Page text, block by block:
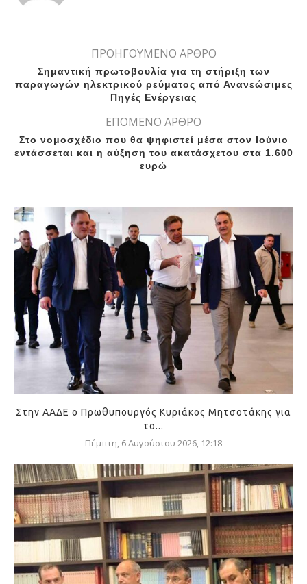
ΠΡΟΗΓΟΥΜΕΝΟ ΑΡΘΡΟ
Σημαντική πρωτοβουλία για τη στήριξη των
παραγωγών ηλεκτρικού ρεύματος από Ανανεώσιμες
Πηγές Ενέργειας
ΕΠΟΜΕΝΟ ΑΡΘΡΟ
Στο νομοσχέδιο που θα ψηφιστεί μέσα στον Ιούνιο
εντάσσεται και η αύξηση του ακατάσχετου στα 1.600
ευρώ
Στην ΑΑΔΕ ο Πρωθυπουργός Κυριάκος Μητσοτάκης για
το...
Πέμπτη, 6 Αυγούστου 2026, 12:18